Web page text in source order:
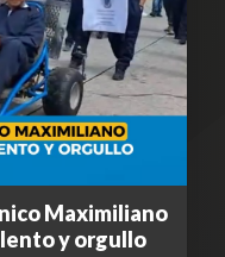
Maximiliano
y orgullo